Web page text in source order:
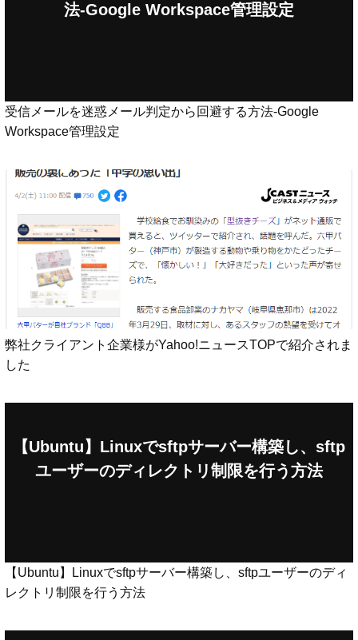
法-Google Workspace管理設定
受信メールを迷惑メール判定から回避する方法-Google
Workspace管理設定
弊社クライアント企業様がYahoo!ニュースTOPで紹介されま
した
【Ubuntu】Linuxでsftpサーバー構築し、sftp
ユーザーのディレクトリ制限を行う方法
【Ubuntu】Linuxでsftpサーバー構築し、sftpユーザーのディ
レクトリ制限を行う方法